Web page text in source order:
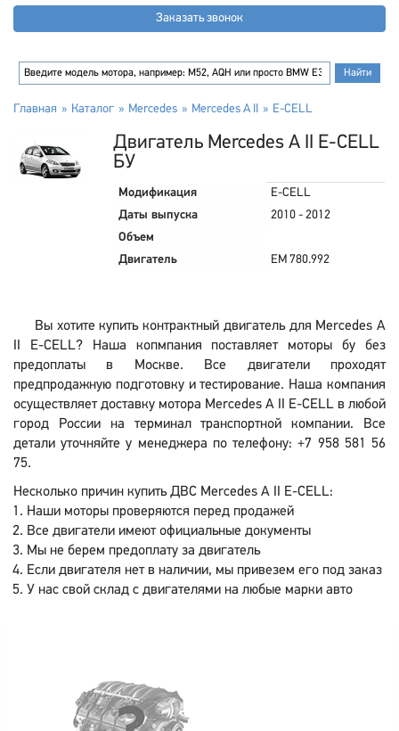
Заказать звонок
Главная Каталог Mercedes Mercedes A II E-CELL
Двигатель Mercedes A II E-CELL
БУ
Модификация
E-CELL
Даты выпуска
2010 - 2012
Объем
Двигатель
EM 780.992
Вы хотите купить контрактный двигатель для Mercedes A
II E-CELL? Наша копмпания поставляет моторы бу без
предоплаты в Москве. Все двигатели проходят
предпродажную подготовку и тестирование. Наша компания
осуществляет доставку мотора Mercedes A II E-CELL в любой
город России на терминал транспортной компании. Все
детали уточняйте у менеджера по телефону: +7 958 581 56
75.
Несколько причин купить ДВС Mercedes A II E-CELL:
Наши моторы проверяются перед продажей
Все двигатели имеют официальные документы
Мы не берем предоплату за двигатель
Если двигателя нет в наличии, мы привезем его под заказ
У нас свой склад с двигателями на любые марки авто